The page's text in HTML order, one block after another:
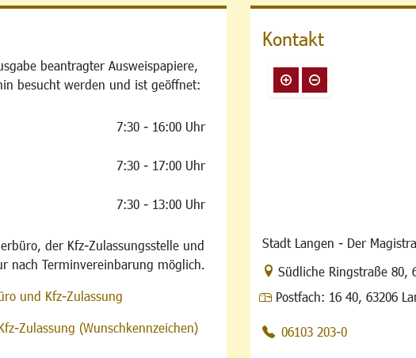
beantragter Ausweispapiere,
besucht werden und ist geöffnet:
7:30 - 16:00 Uhr
7:30 - 17:00 Uhr
7:30 - 13:00 Uhr
der Kfz-Zulassungsstelle und
nach Terminvereinbarung möglich.
und Kfz-Zulassung
Zulassung (Wunschkennzeichen)
Kontakt
Stadt Langen - Der
Link zur Google-Maps
Südliche Ringstraße 80,
Postfach: 16 40, 63206
06103 203-0